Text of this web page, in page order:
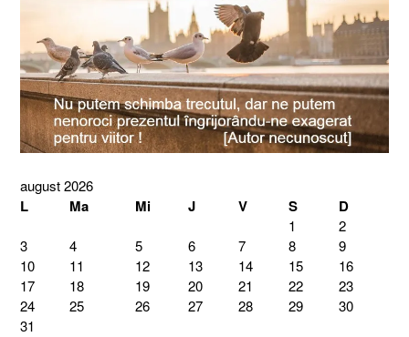
august 2026
L Ma Mi J V S D
1
2
3
4 5 6 7 8
9
10
11 12 13 14 15
16
17
18 19 20 21 22
23
24
25 26 27 28 29
30
31